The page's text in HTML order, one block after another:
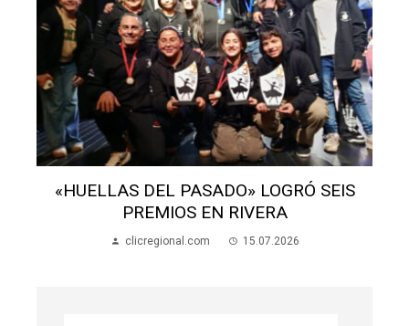
LA BANDA DE ARTIGAS FESTEJARÁ SUS
110 AÑOS CON UN GRAN CONCIERTO
clicregional.com 13.07.2026